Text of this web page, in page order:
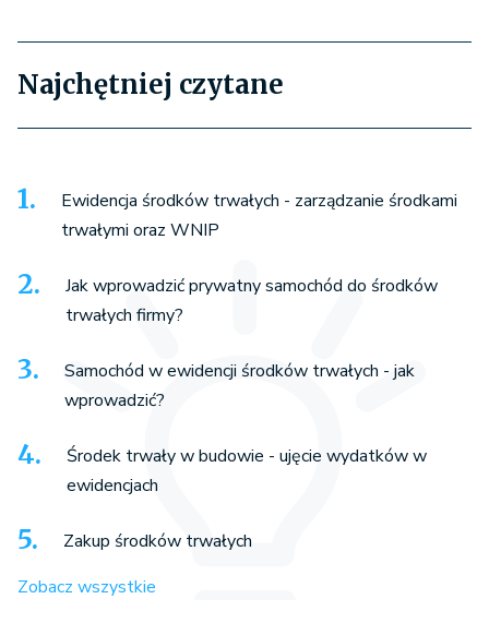
Najchętniej czytane
Ewidencja środków trwałych - zarządzanie środkami
trwałymi oraz WNIP
Jak wprowadzić prywatny samochód do środków
trwałych firmy?
Samochód w ewidencji środków trwałych - jak
wprowadzić?
Środek trwały w budowie - ujęcie wydatków w
ewidencjach
Zakup środków trwałych
Zobacz wszystkie